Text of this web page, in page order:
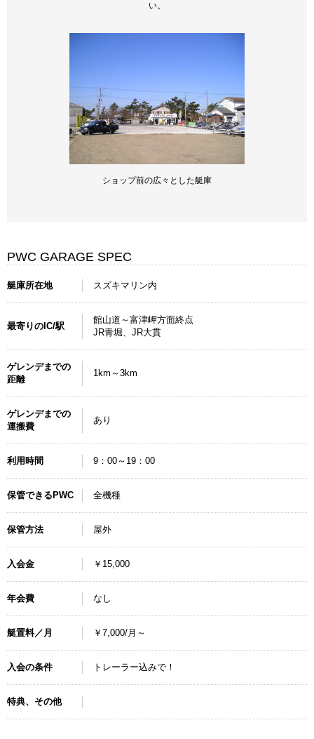
い。
ショップ前の広々とした艇庫
PWC GARAGE SPEC
艇庫所在地 スズキマリン内
最寄りのIC/駅
館山道～富津岬方面終点
JR青堀、JR大貫
ゲレンデまでの
距離
1km～3km
ゲレンデまでの
運搬費
あり
利用時間 9：00～19：00
保管できるPWC 全機種
保管方法 屋外
入会金 ￥15,000
年会費 なし
艇置料／月 ￥7,000/月～
入会の条件 トレーラー込みで！
特典、その他